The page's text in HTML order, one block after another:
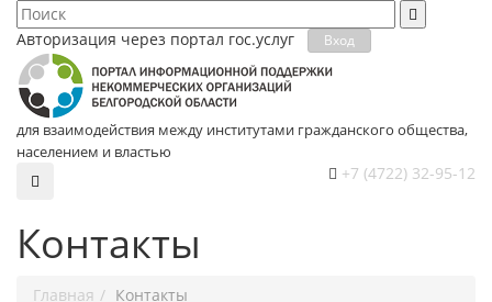
Авторизация через портал гос.уcлуг Вход
для взаимодействия между институтами гражданского общества,
населением и властью
+7 (4722) 32-95-12
Контакты
Главная Контакты